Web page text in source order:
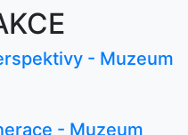
- Muzeum
- Muzeum